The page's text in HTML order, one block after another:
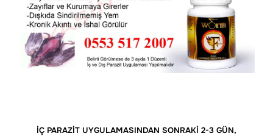
İÇ PARAZİT UYGULAMASINDAN SONRAKİ 2-3 GÜN,